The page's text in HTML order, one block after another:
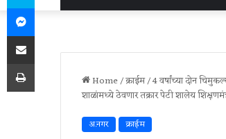
Home/क्राईम/4 वर्षांच्या दोन
शाळांमध्ये ठेवणार तक्रार पेटी शालेय
अ.नगर क्राईम
Messenger
Share via Email